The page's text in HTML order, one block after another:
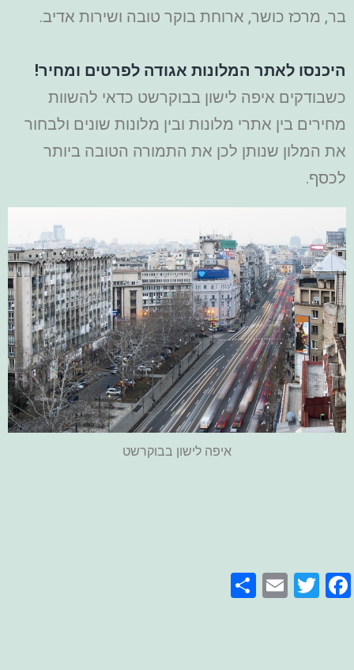
בר, מרכז כושר, ארוחת בוקר טובה ושירות אדיב.
היכנסו לאתר המלונות אגודה לפרטים ומחיר!
כשבודקים איפה לישון בבוקרשט כדאי להשוות
מחירים בין אתרי מלונות ובין מלונות שונים ולבחור
את המלון שנותן לכן את התמורה הטובה ביותר
לכסף.
איפה לישון בבוקרשט
Facebook
Twitter
Email